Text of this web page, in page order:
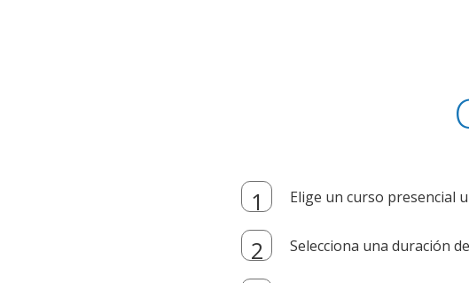
Elige un curso presencial
Selecciona una duración